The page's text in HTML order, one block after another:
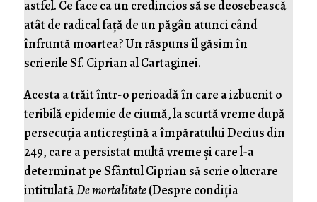
astfel. Ce face ca un credincios să se deosebească
atât de radical față de un păgân atunci când
înfruntă moartea? Un răspuns îl găsim în
scrierile Sf. Ciprian al Cartaginei.
Acesta a trăit într-o perioadă în care a izbucnit o
teribilă epidemie de ciumă, la scurtă vreme după
persecuţia anticreştină a împăratului Decius din
249, care a persistat multă vreme şi care l-a
determinat pe Sfântul Ciprian să scrie o lucrare
intitulatăDe mortalitate(Despre condiţia